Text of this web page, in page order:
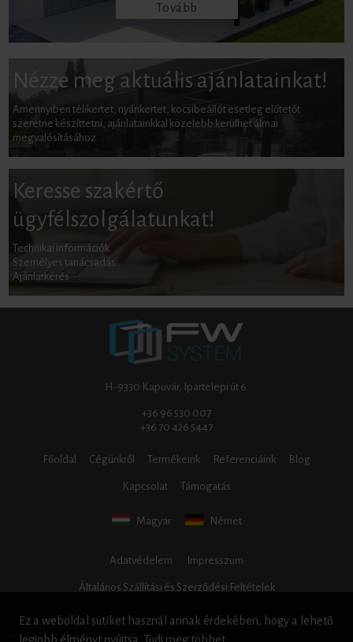
Tovább
Nézze meg aktuális ajánlatainkat!
Amennyiben télikertet, nyárikertet, kocsibeállót esetleg előtetőt
szeretne készíttetni, ajánlatainkkal közelebb kerülhet álmai
megvalósításához.
Keresse szakértő
ügyfélszolgálatunkat!
Technikai információk
Személyes tanácsadás
Ajánlatkérés
H-9330 Kapuvár, Ipartelepi út 6.
+36 96 530 007
+36 70 426 5447
Főoldal Cégünkről Termékeink Referenciáink Blog
Kapcsolat Támogatás
Magyar Német
Adatvédelem Impresszum
Általános Szállítási és Szerződési Feltételek
Ez a weboldal sütiket használ annak érdekében, hogy a lehető